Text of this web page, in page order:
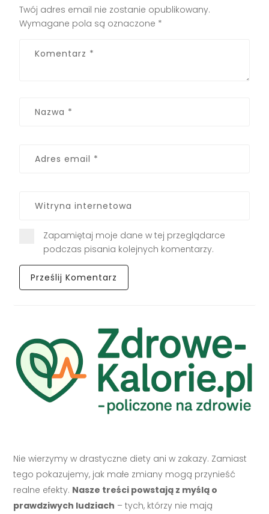
Twój adres email nie zostanie opublikowany.
Wymagane pola są oznaczone *
Zapamiętaj moje dane w tej przeglądarce
podczas pisania kolejnych komentarzy.
Nie wierzymy w drastyczne diety ani w zakazy. Zamiast
tego pokazujemy, jak małe zmiany mogą przynieść
realne efekty. Nasze treści powstają z myślą o
prawdziwych ludziach – tych, którzy nie mają